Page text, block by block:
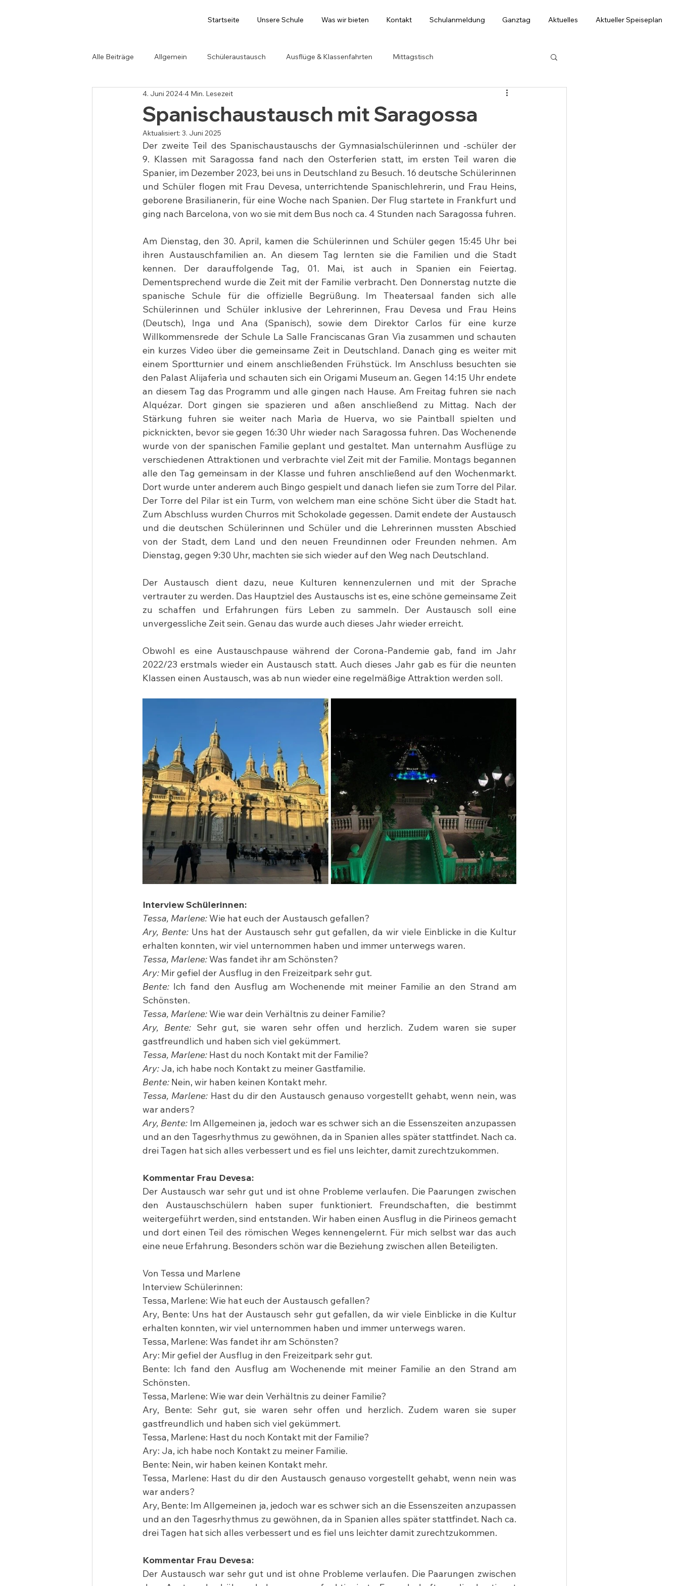
Startseite Unsere Schule Was wir bieten Kontakt Schulanmeldung Ganztag Aktuelles Aktueller Speiseplan
Alle Beiträge Allgemein Schüleraustausch Ausflüge & Klassenfahrten Mittagstisch
Spanischaustausch mit Saragossa
4. Juni 20244 Min. Lesezeit
Aktualisiert: 3. Juni 2025
Der zweite Teil des Spanischaustauschs der Gymnasialschülerinnen und -schüler der
9. Klassen mit Saragossa fand nach den Osterferien statt, im ersten Teil waren die
Spanier, im Dezember 2023, bei uns in Deutschland zu Besuch. 16 deutsche Schülerinnen
und Schüler flogen mit Frau Devesa, unterrichtende Spanischlehrerin, und Frau Heins,
geborene Brasilianerin, für eine Woche nach Spanien. Der Flug startete in Frankfurt und
ging nach Barcelona, von wo sie mit dem Bus noch ca. 4 Stunden nach Saragossa fuhren.
Am Dienstag, den 30. April, kamen die Schülerinnen und Schüler gegen 15:45 Uhr bei
ihren Austauschfamilien an. An diesem Tag lernten sie die Familien und die Stadt
kennen. Der darauffolgende Tag, 01. Mai, ist auch in Spanien ein Feiertag.
Dementsprechend wurde die Zeit mit der Familie verbracht. Den Donnerstag nutzte die
spanische Schule für die offizielle Begrüßung. Im Theatersaal fanden sich alle
Schülerinnen und Schüler inklusive der Lehrerinnen, Frau Devesa und Frau Heins
(Deutsch), Inga und Ana (Spanisch), sowie dem Direktor Carlos für eine kurze
Willkommensrede  der Schule La Salle Franciscanas Gran Vìa zusammen und schauten
ein kurzes Video über die gemeinsame Zeit in Deutschland. Danach ging es weiter mit
einem Sportturnier und einem anschließenden Frühstück. Im Anschluss besuchten sie
den Palast Alijaferìa und schauten sich ein Origami Museum an. Gegen 14:15 Uhr endete
an diesem Tag das Programm und alle gingen nach Hause. Am Freitag fuhren sie nach
Alquézar. Dort gingen sie spazieren und aßen anschließend zu Mittag. Nach der
Stärkung fuhren sie weiter nach Marìa de Huerva, wo sie Paintball spielten und
picknickten, bevor sie gegen 16:30 Uhr wieder nach Saragossa fuhren. Das Wochenende
wurde von der spanischen Familie geplant und gestaltet. Man unternahm Ausflüge zu
verschiedenen Attraktionen und verbrachte viel Zeit mit der Familie. Montags begannen
alle den Tag gemeinsam in der Klasse und fuhren anschließend auf den Wochenmarkt.
Dort wurde unter anderem auch Bingo gespielt und danach liefen sie zum Torre del Pilar.
Der Torre del Pilar ist ein Turm, von welchem man eine schöne Sicht über die Stadt hat.
Zum Abschluss wurden Churros mit Schokolade gegessen. Damit endete der Austausch
und die deutschen Schülerinnen und Schüler und die Lehrerinnen mussten Abschied
von der Stadt, dem Land und den neuen Freundinnen oder Freunden nehmen. Am
Dienstag, gegen 9:30 Uhr, machten sie sich wieder auf den Weg nach Deutschland.
Der Austausch dient dazu, neue Kulturen kennenzulernen und mit der Sprache
vertrauter zu werden. Das Hauptziel des Austauschs ist es, eine schöne gemeinsame Zeit
zu schaffen und Erfahrungen fürs Leben zu sammeln. Der Austausch soll eine
unvergessliche Zeit sein. Genau das wurde auch dieses Jahr wieder erreicht.
Obwohl es eine Austauschpause während der Corona-Pandemie gab, fand im Jahr
2022/23 erstmals wieder ein Austausch statt. Auch dieses Jahr gab es für die neunten
Klassen einen Austausch, was ab nun wieder eine regelmäßige Attraktion werden soll.
Interview Schülerinnen:
Tessa, Marlene: Wie hat euch der Austausch gefallen?
Ary, Bente: Uns hat der Austausch sehr gut gefallen, da wir viele Einblicke in die Kultur
erhalten konnten, wir viel unternommen haben und immer unterwegs waren.
Tessa, Marlene: Was fandet ihr am Schönsten?
Ary: Mir gefiel der Ausflug in den Freizeitpark sehr gut.
Bente: Ich fand den Ausflug am Wochenende mit meiner Familie an den Strand am
Schönsten.
Tessa, Marlene: Wie war dein Verhältnis zu deiner Familie?
Ary, Bente: Sehr gut, sie waren sehr offen und herzlich. Zudem waren sie super
gastfreundlich und haben sich viel gekümmert.
Tessa, Marlene: Hast du noch Kontakt mit der Familie?
Ary: Ja, ich habe noch Kontakt zu meiner Gastfamilie.
Bente: Nein, wir haben keinen Kontakt mehr.
Tessa, Marlene: Hast du dir den Austausch genauso vorgestellt gehabt, wenn nein, was
war anders?
Ary, Bente: Im Allgemeinen ja, jedoch war es schwer sich an die Essenszeiten anzupassen
und an den Tagesrhythmus zu gewöhnen, da in Spanien alles später stattfindet. Nach ca.
drei Tagen hat sich alles verbessert und es fiel uns leichter, damit zurechtzukommen.
Kommentar Frau Devesa:
Der Austausch war sehr gut und ist ohne Probleme verlaufen. Die Paarungen zwischen
den Austauschschülern haben super funktioniert. Freundschaften, die bestimmt
weitergeführt werden, sind entstanden. Wir haben einen Ausflug in die Pirineos gemacht
und dort einen Teil des römischen Weges kennengelernt. Für mich selbst war das auch
eine neue Erfahrung. Besonders schön war die Beziehung zwischen allen Beteiligten.
Von Tessa und Marlene
Interview Schülerinnen:
Tessa, Marlene: Wie hat euch der Austausch gefallen?
Ary, Bente: Uns hat der Austausch sehr gut gefallen, da wir viele Einblicke in die Kultur
erhalten konnten, wir viel unternommen haben und immer unterwegs waren.
Tessa, Marlene: Was fandet ihr am Schönsten?
Ary: Mir gefiel der Ausflug in den Freizeitpark sehr gut.
Bente: Ich fand den Ausflug am Wochenende mit meiner Familie an den Strand am
Schönsten.
Tessa, Marlene: Wie war dein Verhältnis zu deiner Familie?
Ary, Bente: Sehr gut, sie waren sehr offen und herzlich. Zudem waren sie super
gastfreundlich und haben sich viel gekümmert.
Tessa, Marlene: Hast du noch Kontakt mit der Familie?
Ary: Ja, ich habe noch Kontakt zu meiner Familie.
Bente: Nein, wir haben keinen Kontakt mehr.
Tessa, Marlene: Hast du dir den Austausch genauso vorgestellt gehabt, wenn nein was
war anders?
Ary, Bente: Im Allgemeinen ja, jedoch war es schwer sich an die Essenszeiten anzupassen
und an den Tagesrhythmus zu gewöhnen, da in Spanien alles später stattfindet. Nach ca.
drei Tagen hat sich alles verbessert und es fiel uns leichter damit zurechtzukommen.
Kommentar Frau Devesa:
Der Austausch war sehr gut und ist ohne Probleme verlaufen. Die Paarungen zwischen